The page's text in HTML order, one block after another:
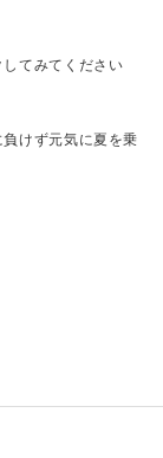
てみてください
けず元気に夏を乗